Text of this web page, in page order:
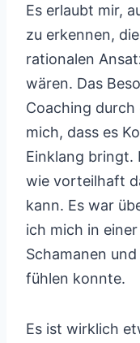
Es erlaubt mir,
zu erkennen,
rationalen
wären. Das
Coaching durch
mich, dass es
Einklang bringt.
wie vorteilhaft
kann. Es war
ich mich in
Schamanen
fühlen konnte.
Es ist wirklich